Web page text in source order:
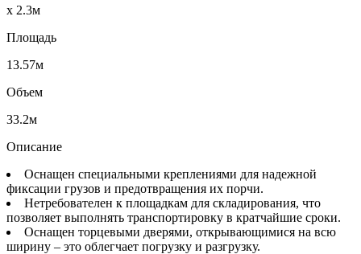
x 2.3м
Площадь
13.57м
Объем
33.2м
Описание
Оснащен специальными креплениями для надежной
фиксации грузов и предотвращения их порчи.
Нетребователен к площадкам для складирования, что
позволяет выполнять транспортировку в кратчайшие сроки.
Оснащен торцевыми дверями, открывающимися на всю
ширину – это облегчает погрузку и разгрузку.